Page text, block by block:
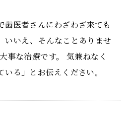
歯医者さんにわざわざ来ても
いいえ、そんなことありませ
事な治療です。 気兼ねなく
いる」とお伝えください。